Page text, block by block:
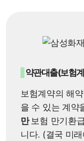
약관대출(보험
보험계약의 해
을 수 있는 계약
만 보험 만기환
니다. (결국 미